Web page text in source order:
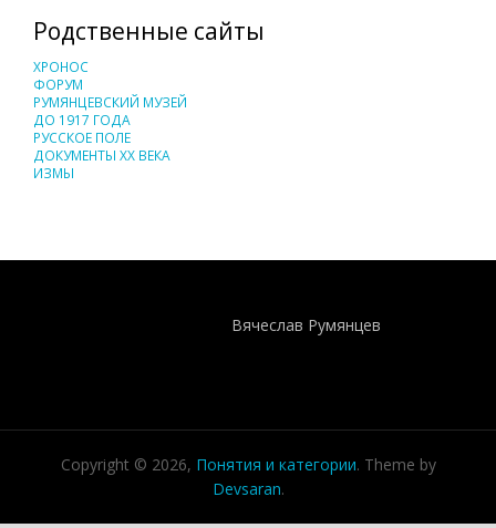
Родственные сайты
ХРОНОС
ФОРУМ
РУМЯНЦЕВСКИЙ МУЗЕЙ
ДО 1917 ГОДА
РУССКОЕ ПОЛЕ
ДОКУМЕНТЫ XX ВЕКА
ИЗМЫ
Вячеслав Румянцев
Copyright © 2026, Понятия и категории. Theme by
Devsaran.